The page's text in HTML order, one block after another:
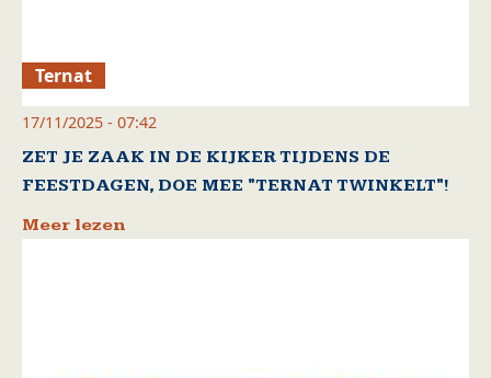
Ternat
17/11/2025 - 07:42
ZET JE ZAAK IN DE KIJKER TIJDENS DE
FEESTDAGEN, DOE MEE "TERNAT TWINKELT"!
Meer lezen